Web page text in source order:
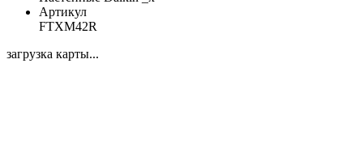
Артикул
FTXM42R
загрузка карты...